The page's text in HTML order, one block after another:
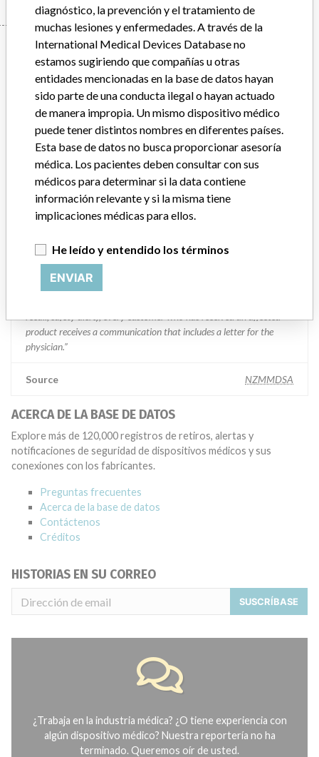
Manufacturer
Cardiac Pacemakers Inc
Empresa matriz del fabricante (2017) Boston Scientific
Comentario del fabricante
“We take a patient-first approach to assessing the applicability of
every recall and communicate to regulatory bodies in all
geographies where the recalled device is sold,” Boston Scientific said
many countries in a timely manner,” the company said, adding that
it complies with all national laws, which can often vary and require
different processes for reporting information or taking action on
product receives a communication that includes a letter for the
physician.”
Source NZMMDSA
ACERCA DE LA BASE DE DATOS
Explore más de 120,000 registros de retiros, alertas y
notificaciones de seguridad de dispositivos médicos y sus
conexiones con los fabricantes.
Preguntas frecuentes
Acerca de la base de datos
Contáctenos
Créditos
HISTORIAS EN SU CORREO
SUSCRÍBASE
¿Trabaja en la industria médica? ¿O tiene experiencia con
algún dispositivo médico? Nuestra reportería no ha
terminado. Queremos oír de usted.
diagnóstico, la prevención y el tratamiento de
muchas lesiones y enfermedades. A través de la
International Medical Devices Database no
estamos sugiriendo que compañías u otras
entidades mencionadas en la base de datos hayan
sido parte de una conducta ilegal o hayan actuado
de manera impropia. Un mismo dispositivo médico
puede tener distintos nombres en diferentes países.
Esta base de datos no busca proporcionar asesoría
médica. Los pacientes deben consultar con sus
médicos para determinar si la data contiene
información relevante y si la misma tiene
implicaciones médicas para ellos.
He leído y entendido los términos
ENVIAR